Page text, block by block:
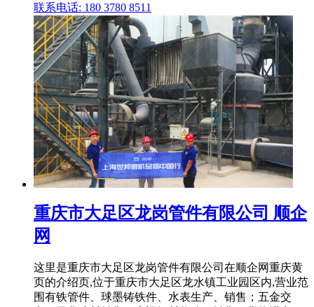
联系电话: 180 3780 8511
重庆市大足区龙岗管件有限公司 顺企
网
这里是重庆市大足区龙岗管件有限公司在顺企网重庆黄
页的介绍页,位于重庆市大足区龙水镇工业园区内,营业范
围有铁管件、球墨铸铁件、水表生产、销售；五金交